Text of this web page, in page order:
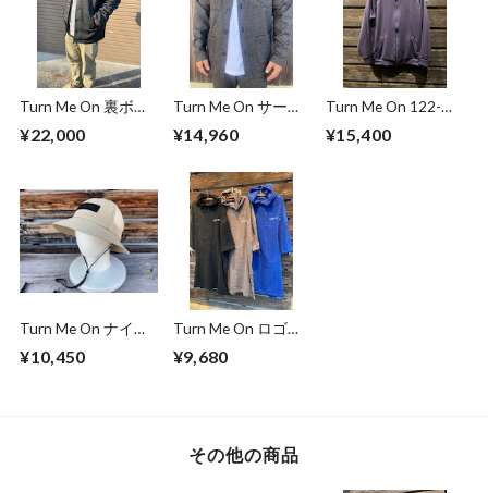
Turn Me On 裏ボア
421-033 Mサイズ
¥22,000
Turn Me On サーモ
ットジャケット M
¥14,960
Turn Me On 122-
ット(PURPLE) Mサ
¥15,400
Turn Me On ナイロ
(BEIGE) 525-334
¥10,450
Turn Me On ロゴ刺
523-318
¥9,680
その他の商品